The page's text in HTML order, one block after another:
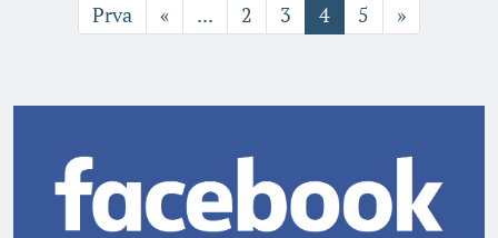
Prva « ... 2 3 4 5 »